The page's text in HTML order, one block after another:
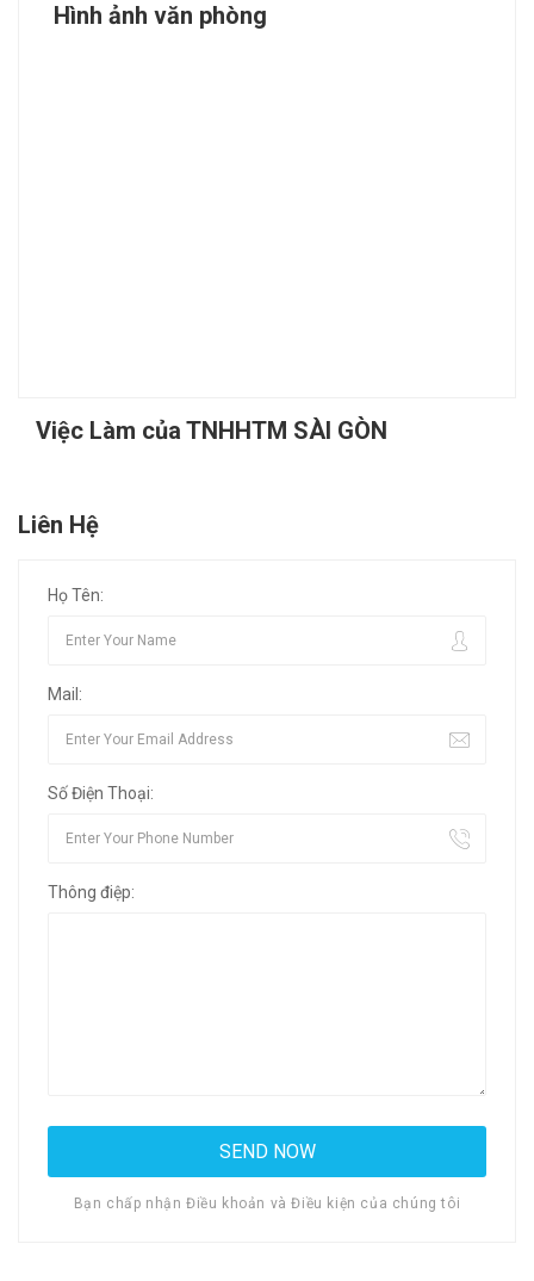
Hình ảnh văn phòng
Việc Làm của TNHHTM SÀI GÒN
Liên Hệ
Họ Tên:
Mail:
Số Điện Thoại:
Thông điệp:
Bạn chấp nhận Điều khoản và Điều kiện của chúng tôi